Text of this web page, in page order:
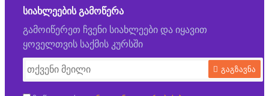
ᲡᲘᲐᲮᲚᲔᲔᲑᲘᲡ ᲒᲐᲛᲝᲬᲔᲠᲐ
გამოიწერეთ ჩვენი სიახლეები და იყავით
ყოველთვის საქმის კურსში
გაგზავნა